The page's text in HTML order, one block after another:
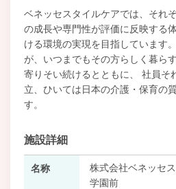
ベネッセスタイルケアでは、それ
の成長や専門性が評価に反映する
ける環境の実現を目指しています
が、いつまでもその方らしく暮ら
寄りそい続けるとともに、 社員そ
立、ひいては日本の介護・保育の
す。
施設詳細
名称
株式会社ベネッセ
学園前